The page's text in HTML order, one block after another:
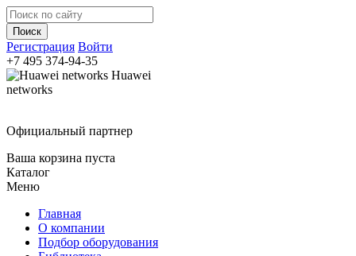
Регистрация Войти
+7 495 374-94-35
Huawei
networks
Официальный партнер
Ваша корзина пуста
Каталог
Меню
Главная
О компании
Подбор оборудования